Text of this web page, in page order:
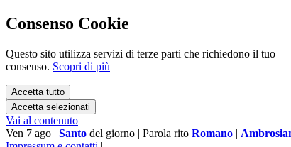
Consenso Cookie
Questo sito utilizza servizi di terze parti che richiedono il tuo
consenso. Scopri di più
Accetta tutto
Accetta selezionati
Vai al contenuto
Ven 7 ago | Santo del giorno | Parola rito Romano |